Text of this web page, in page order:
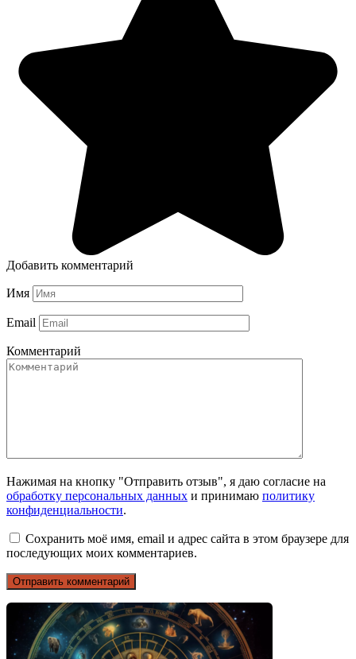
Добавить комментарий
Имя
Email
Комментарий
Нажимая на кнопку "Отправить отзыв", я даю согласие на
обработку персональных данных и принимаю политику
конфиденциальности.
Сохранить моё имя, email и адрес сайта в этом браузере для
последующих моих комментариев.